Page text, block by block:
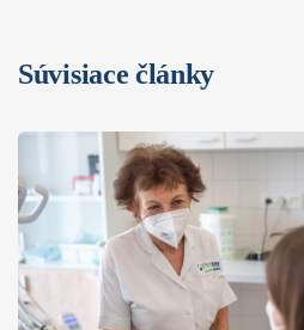
Súvisiace články